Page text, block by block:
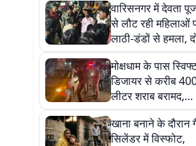
वारिसनगर में देवता
से लौट रही महिलाओं
लाठी-डंडों से हमला,
युवतियां गंभीर
मोक्षधाम के पास
डिजायर से करीब
लीटर शराब बरामद,
चालक समेत दो फरार
खाना बनाने के दौरान
सिलेंडर में विस्फोट,